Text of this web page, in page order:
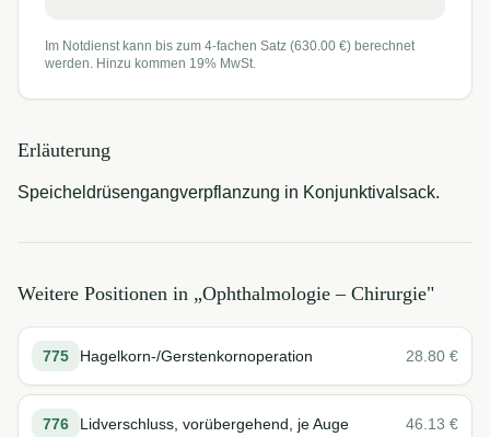
Im Notdienst kann bis zum 4-fachen Satz (630.00 €) berechnet
werden. Hinzu kommen 19% MwSt.
Erläuterung
Speicheldrüsengangverpflanzung in Konjunktivalsack.
Weitere Positionen in „Ophthalmologie – Chirurgie"
775 Hagelkorn-/Gerstenkornoperation 28.80 €
776 Lidverschluss, vorübergehend, je Auge 46.13 €